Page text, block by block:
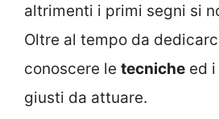
altrimenti i primi segni si
Oltre al tempo da
conoscere le tecniche ed i
giusti da attuare.